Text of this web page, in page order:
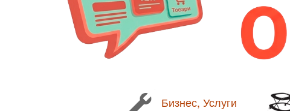
Бизнес, Услуги